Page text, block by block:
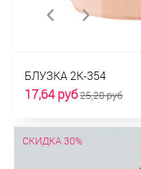
БЛУЗКА 2К-354
17,64 руб25,20 руб
СКИДКА 30%